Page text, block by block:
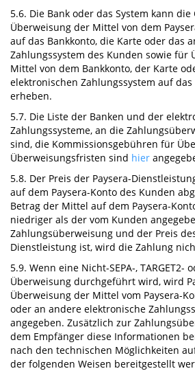
5.6. Die Bank oder das System kann
Überweisung der Mittel von dem
auf das Bankkonto, die Karte oder das
Zahlungssystem des Kunden sowie für
Mittel von dem Bankkonto, der Karte
elektronischen Zahlungssystem auf das
erheben.
5.7. Die Liste der Banken und der
Zahlungssysteme, an die
sind, die Kommissionsgebühren für
Überweisungsfristen sind hier
5.8. Der Preis der Paysera-
auf dem Paysera-Konto des Kunden
Betrag der Mittel auf dem Paysera-
niedriger als der vom Kunden
Zahlungsüberweisung und der Preis
Dienstleistung ist, wird die Zahlung
5.9. Wenn eine Nicht-SEPA-, TARGET2-
Überweisung durchgeführt wird, wird
Überweisung der Mittel vom Paysera-
oder an andere elektronische
angegeben. Zusätzlich zur
dem Empfänger diese Informationen
nach den technischen Möglichkeiten
der folgenden Weisen bereitgestellt